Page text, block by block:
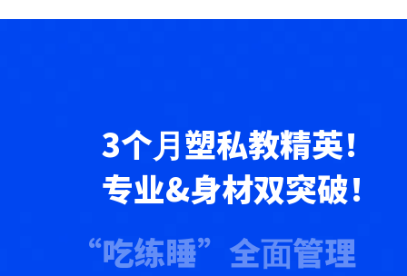
3个⽉塑私教精英！
专业&身材双突破！
“吃练睡”全⾯管理